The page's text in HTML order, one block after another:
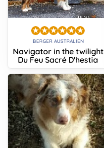
BERGER AUSTRALIEN
Navigator in the twilight
Du Feu Sacré D'hestia